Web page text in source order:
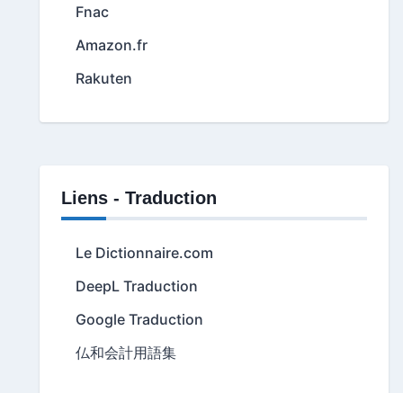
Fnac
Amazon.fr
Rakuten
Liens - Traduction
Le Dictionnaire.com
DeepL Traduction
Google Traduction
仏和会計用語集